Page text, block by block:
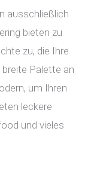
ausschließlich
bieten zu
zu, die Ihre
Palette an
um Ihren
leckere
und vieles